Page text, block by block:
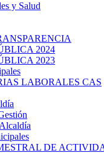
y Salud
2024
2023
LABORALES CAS
DE